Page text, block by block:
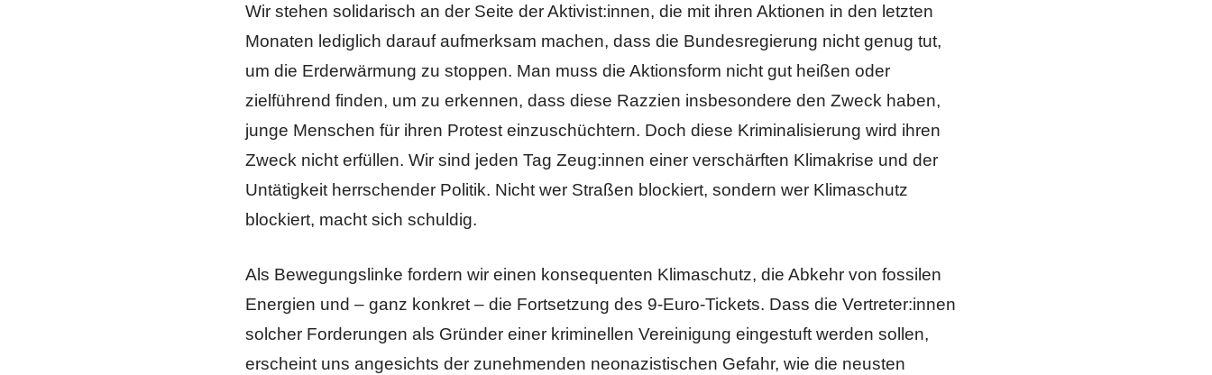
Wir stehen solidarisch an der Seite der Aktivist:innen, die mit ihren Aktionen in den letzten
Monaten lediglich darauf aufmerksam machen, dass die Bundesregierung nicht genug tut,
um die Erderwärmung zu stoppen. Man muss die Aktionsform nicht gut heißen oder
zielführend finden, um zu erkennen, dass diese Razzien insbesondere den Zweck haben,
junge Menschen für ihren Protest einzuschüchtern. Doch diese Kriminalisierung wird ihren
Zweck nicht erfüllen. Wir sind jeden Tag Zeug:innen einer verschärften Klimakrise und der
Untätigkeit herrschender Politik. Nicht wer Straßen blockiert, sondern wer Klimaschutz
blockiert, macht sich schuldig.
Als Bewegungslinke fordern wir einen konsequenten Klimaschutz, die Abkehr von fossilen
Energien und – ganz konkret – die Fortsetzung des 9-Euro-Tickets. Dass die Vertreter:innen
solcher Forderungen als Gründer einer kriminellen Vereinigung eingestuft werden sollen,
erscheint uns angesichts der zunehmenden neonazistischen Gefahr, wie die neusten